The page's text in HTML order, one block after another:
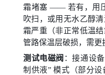
霜堵塞 —— 若有，用
吹扫，或用无水乙醇
霜严重（非正常低温
管路保温层破损，需更
测试电磁阀 ：接通设
制供液” 模式（部分